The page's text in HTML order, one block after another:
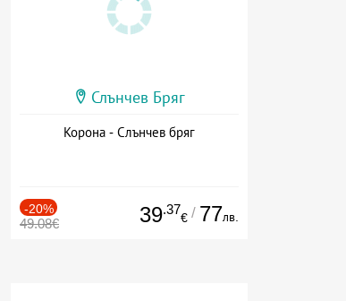
Слънчев Бряг
Корона - Слънчев бряг
-20%
49.08€ 39.37
€ / 77лв.